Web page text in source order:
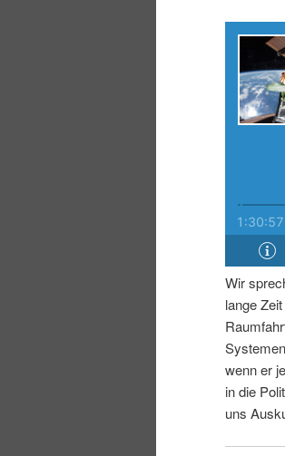
h
a
l
s
r
i
n
g
I
n
h
l
s
p
r
i
Wir
lange
wenn er
in die
uns